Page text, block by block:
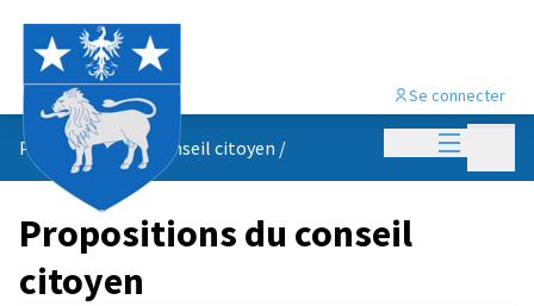
Menu
Se connecter
Propositions du conseil citoyen /
Propositions du conseil
citoyen